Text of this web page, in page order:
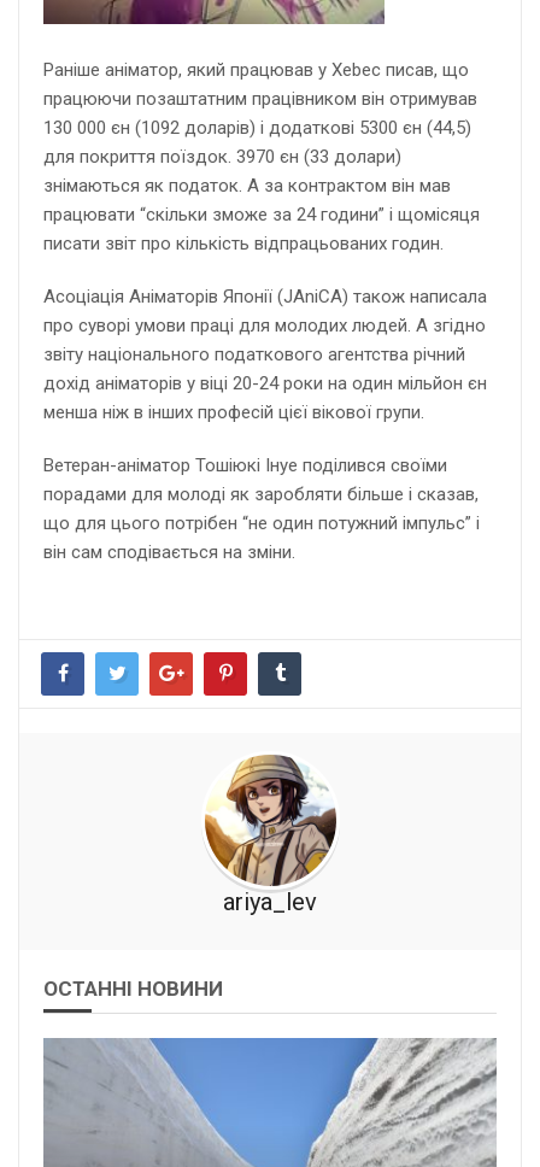
Раніше аніматор, який працював у Xebec писав, що
працюючи позаштатним працівником він отримував
130 000 єн (1092 доларів) і додаткові 5300 єн (44,5)
для покриття поїздок. 3970 єн (33 долари)
знімаються як податок. А за контрактом він мав
працювати “скільки зможе за 24 години” і щомісяця
писати звіт про кількість відпрацьованих годин.
Асоціація Аніматорів Японії (JAniCA) також написала
про суворі умови праці для молодих людей. А згідно
звіту національного податкового агентства річний
дохід аніматорів у віці 20-24 роки на один мільйон єн
менша ніж в інших професій цієї вікової групи.
Ветеран-аніматор Тошіюкі Інуе поділився своїми
порадами для молоді як заробляти більше і сказав,
що для цього потрібен “не один потужний імпульс” і
він сам сподівається на зміни.
ariya_lev
ОСТАННІ НОВИНИ